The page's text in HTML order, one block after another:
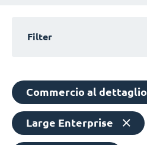
Filter
Commercio al dettaglio
Large Enterprise